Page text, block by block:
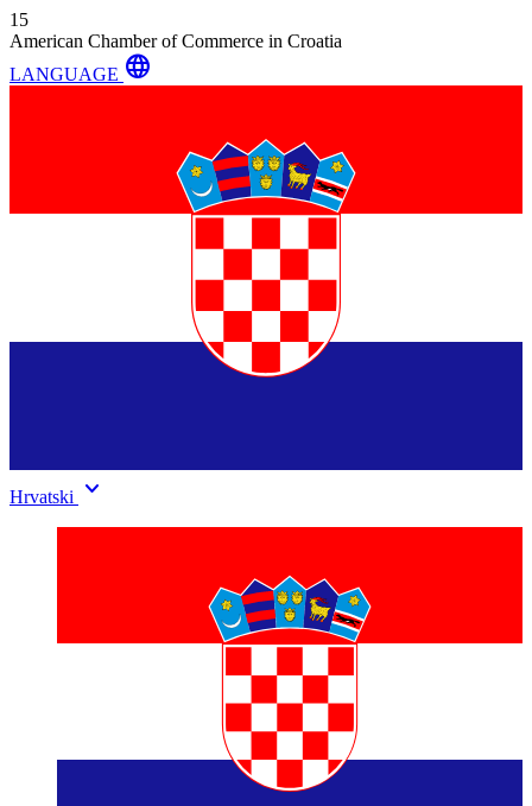
15
American Chamber of Commerce in Croatia
LANGUAGE language
Hrvatski keyboard_arrow_down